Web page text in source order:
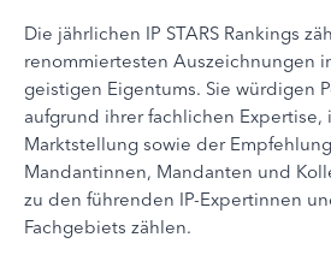
Die jährlichen IP STARS Rankings
renommiertesten Auszeichnungen
geistigen Eigentums. Sie würdigen
aufgrund ihrer fachlichen Expertise,
Marktstellung sowie der
Mandantinnen, Mandanten und
zu den führenden IP-Expertinnen
Fachgebiets zählen.